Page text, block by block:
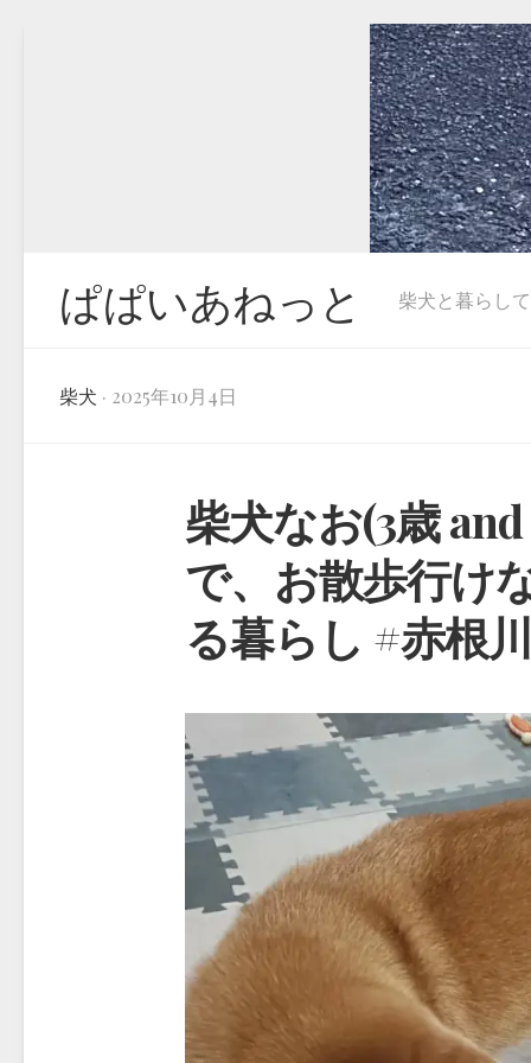
ぱぱいあねっと 柴犬と暮らし
柴犬 · 2025年10月4日
柴犬なお(3歳
で、お散歩行け
る暮らし #赤根